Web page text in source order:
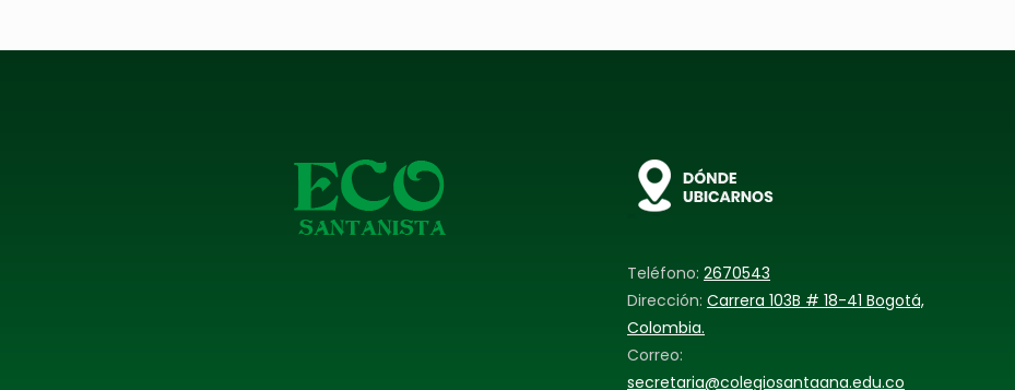
Teléfono: 2670543
Dirección: Carrera 103B # 18-41 Bogotá,
Colombia.
Correo:
secretaria@colegiosantaana.edu.co